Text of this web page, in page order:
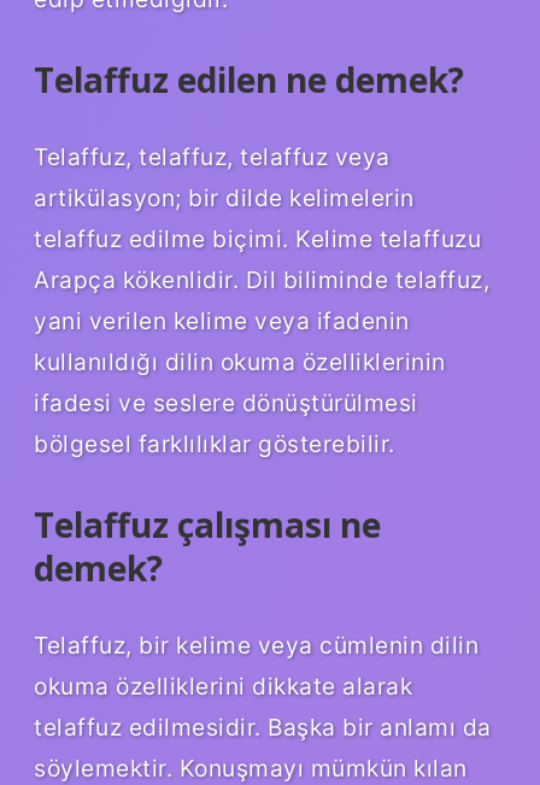
Telaffuz edilen ne demek?
Telaffuz, telaffuz, telaffuz veya
artikülasyon; bir dilde kelimelerin
telaffuz edilme biçimi. Kelime telaffuzu
Arapça kökenlidir. Dil biliminde telaffuz,
yani verilen kelime veya ifadenin
kullanıldığı dilin okuma özelliklerinin
ifadesi ve seslere dönüştürülmesi
bölgesel farklılıklar gösterebilir.
Telaffuz çalışması ne
demek?
Telaffuz, bir kelime veya cümlenin dilin
okuma özelliklerini dikkate alarak
telaffuz edilmesidir. Başka bir anlamı da
söylemektir. Konuşmayı mümkün kılan